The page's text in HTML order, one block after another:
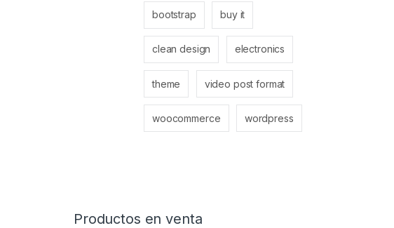
bootstrap buy it
clean design electronics
theme video post format
woocommerce wordpress
Productos en venta